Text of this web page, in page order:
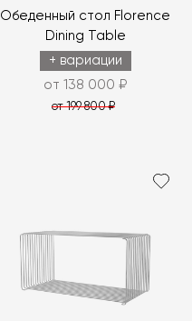
Обеденный стол Florence
Dining Table
+ вариации
от 138 000 ₽
от 199 800 ₽